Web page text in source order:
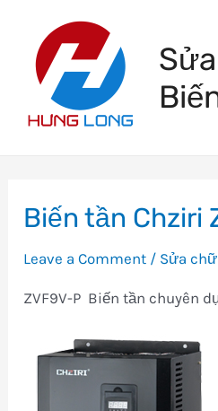
content
Biến tần Chziri
Leave a Comment / Sửa
ZVF9V-P Biến tần chuyên